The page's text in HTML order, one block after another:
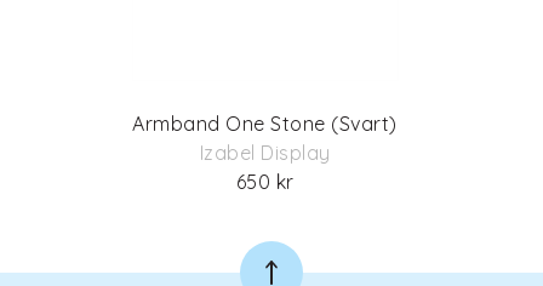
Armband One Stone (Svart)
Izabel Display
650 kr